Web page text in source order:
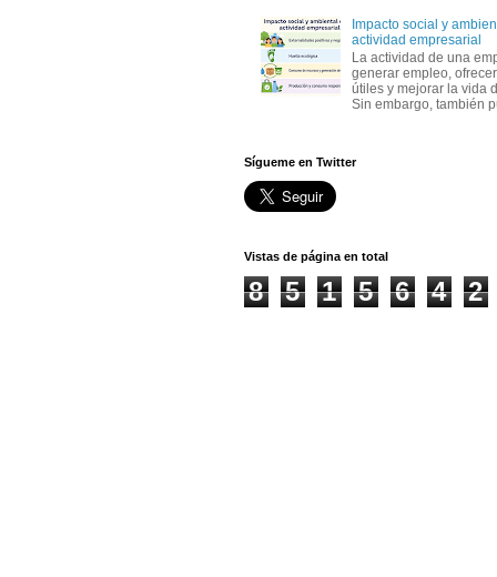
Impacto social y
actividad empresarial
La actividad de una
generar empleo,
útiles y mejorar la vida
Sin embargo, también
Sígueme en Twitter
Vistas de página en total
8 5 1 5 6 4 2